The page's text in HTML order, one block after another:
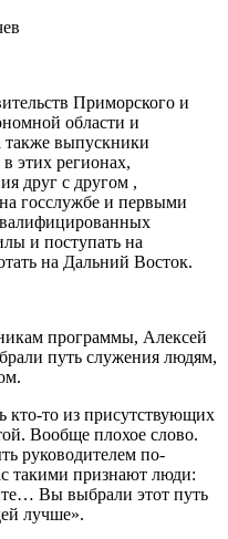
Приморского и
области и
также выпускники
этих регионах,
друг с другом ,
госслужбе и первыми
и поступать на
на Дальний Восток.
программы, Алексей
путь служения людям,
кто-то из присутствующих
Вообще плохое слово.
руководителем по-
такими признают люди:
Вы выбрали этот путь
лучше».